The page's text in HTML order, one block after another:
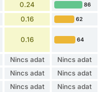
0.24 86
0.16 62
0.16 64
Nincs adat Nincs adat
Nincs adat Nincs adat
Nincs adat Nincs adat